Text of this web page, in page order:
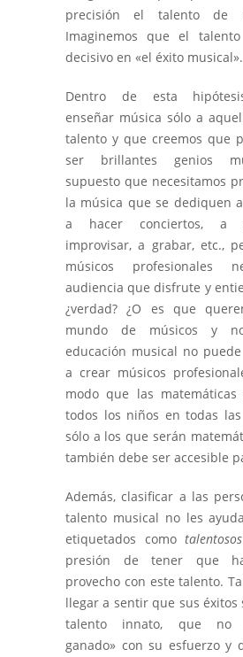
precisión el talento de
Imaginemos que el
decisivo en «el éxito musical».
Dentro de esta
enseñar música sólo a
talento y que creemos que
ser brillantes genios
supuesto que necesitamos
la música que se dediquen
a hacer conciertos, a
improvisar, a grabar, etc.,
músicos profesionales
audiencia que disfrute y
¿verdad? ¿O es que
mundo de músicos y
educación musical no
a crear músicos
modo que las
todos los niños en todas
sólo a los que serán
también debe ser accesible
Además, clasificar a las
talento musical no les
etiquetados comotalentosos
presión de tener que
provecho con este talento.
llegar a sentir que sus éxitos
talento innato, que
ganado» con su esfuerzo y